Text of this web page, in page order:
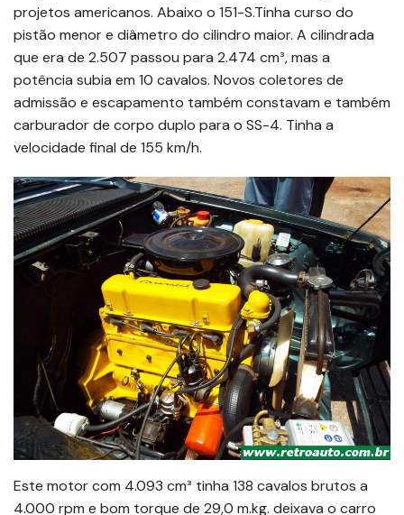
projetos americanos. Abaixo o 151-S.Tinha curso do
pistão menor e diâmetro do cilindro maior. A cilindrada
que era de 2.507 passou para 2.474 cm³, mas a
potência subia em 10 cavalos. Novos coletores de
admissão e escapamento também constavam e também
carburador de corpo duplo para o SS-4. Tinha a
velocidade final de 155 km/h.
Este motor com 4.093 cm³ tinha 138 cavalos brutos a
4.000 rpm e bom torque de 29,0 m.kg. deixava o carro